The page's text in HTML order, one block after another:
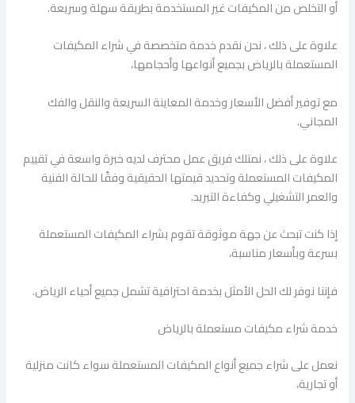
أو التخلص من المكيفات غير المستخدمة بطريقة سهلة وسريعة.
علاوة على ذلك ، نحن نقدم خدمة متخصصة في شراء المكيفات
المستعملة بالرياض بجميع أنواعها وأحجامها،
مع توفير أفضل الأسعار وخدمة المعاينة السريعة والنقل والفك
المجاني.
علاوة على ذلك ، نمتلك فريق عمل محترف لديه خبرة واسعة في تقييم
المكيفات المستعملة وتحديد قيمتها الحقيقية وفقًا للحالة الفنية
والعمر التشغيلي وكفاءة التبريد.
إذا كنت تبحث عن جهة موثوقة تقوم بشراء المكيفات المستعملة
بسرعة وبأسعار مناسبة،
فإننا نوفر لك الحل الأمثل بخدمة احترافية تشمل جميع أحياء الرياض.
خدمة شراء مكيفات مستعملة بالرياض
نعمل على شراء جميع أنواع المكيفات المستعملة سواء كانت منزلية
أو تجارية،